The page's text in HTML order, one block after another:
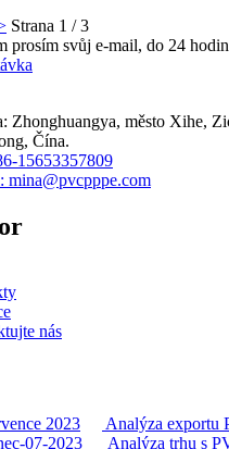
Strana 1 / 3
prosím svůj e-mail, do 24
Zhonghuangya, město Xihe,
Čína.
15653357809
mina@pvcpppe.com
nás
2023
Analýza exportu
07-2023
Analýza trhu s